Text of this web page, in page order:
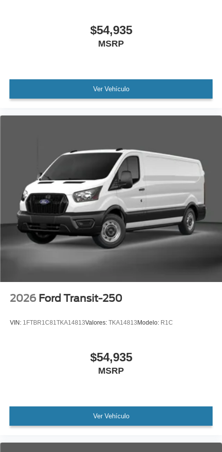
$54,935
MSRP
Ver Vehículo
2026 Ford Transit-250
VIN: 1FTBR1C81TKA14813Valores: TKA14813 Modelo: R1C
$54,935
MSRP
Ver Vehículo